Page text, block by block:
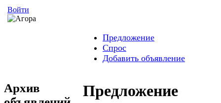
Войти
Предложение
Спрос
Добавить объявление
Архив
Предложение